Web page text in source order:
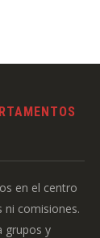
en el centro
ni comisiones.
grupos y